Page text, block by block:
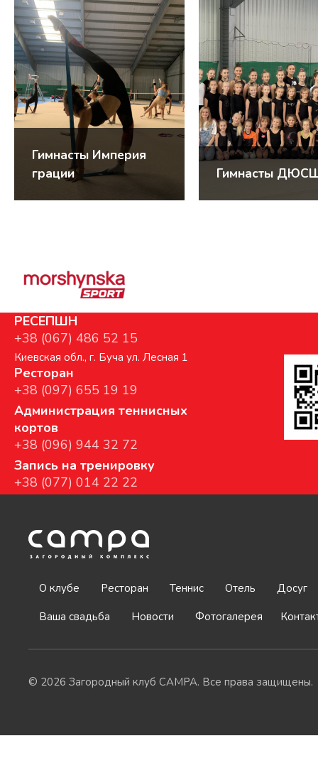
Гимнасты Империя
грации
Гимнасты
РЕСЕПШН
+38 (067) 486 52 15
Киевская обл., г. Буча ул. Лесная 1
Ресторан
+38 (097) 655 19 19
Администрация теннисных
кортов
+38 (096) 944 32 72
Запись на тренировку
+38 (077) 014 22 22
О клубе Ресторан Теннис Отель
Досуг
Ваша свадьба
Новости Фотогалерея
© 2026 Загородный клуб CAMPA. Все права защищены.